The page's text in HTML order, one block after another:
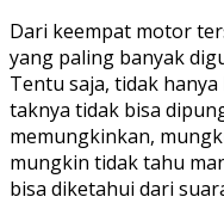
Dari keempat motor
yang paling banyak
Tentu saja, tidak
taknya tidak bisa
memungkinkan,
mungkin tidak tahu
bisa diketahui dari